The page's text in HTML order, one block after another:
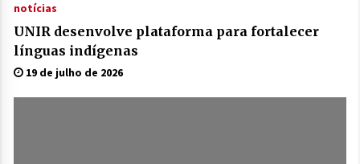
notícias
UNIR desenvolve plataforma para fortalecer
línguas indígenas
19 de julho de 2026